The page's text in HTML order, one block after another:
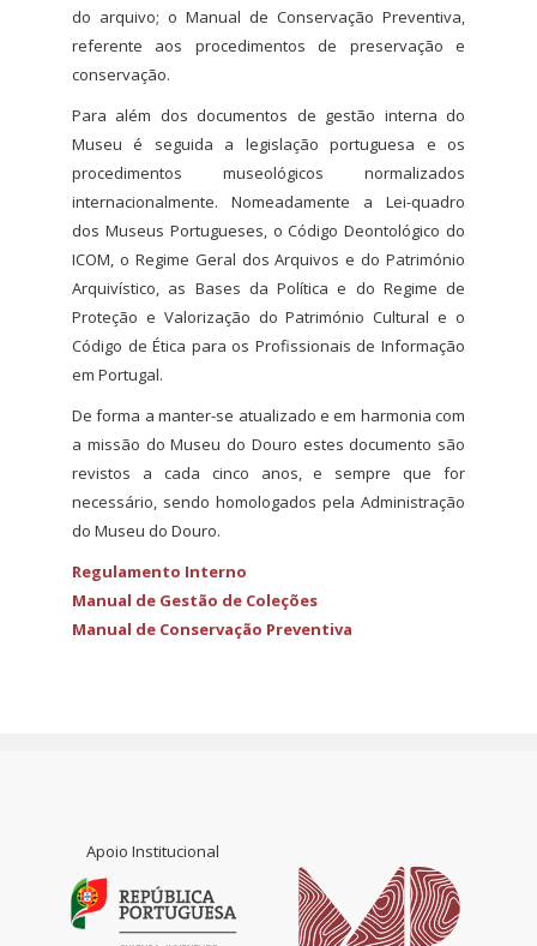
do arquivo; o Manual de Conservação Preventiva,
referente aos procedimentos de preservação e
conservação.
Para além dos documentos de gestão interna do
Museu é seguida a legislação portuguesa e os
procedimentos museológicos normalizados
internacionalmente. Nomeadamente a Lei-quadro
dos Museus Portugueses, o Código Deontológico do
ICOM, o Regime Geral dos Arquivos e do Património
Arquivístico, as Bases da Política e do Regime de
Proteção e Valorização do Património Cultural e o
Código de Ética para os Profissionais de Informação
em Portugal.
De forma a manter-se atualizado e em harmonia com
a missão do Museu do Douro estes documento são
revistos a cada cinco anos, e sempre que for
necessário, sendo homologados pela Administração
do Museu do Douro.
Regulamento Interno
Manual de Gestão de Coleções
Manual de Conservação Preventiva
Apoio Institucional